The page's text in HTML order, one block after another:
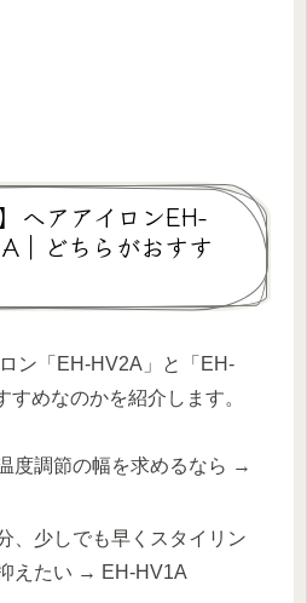
へアアイロンEH-
｜どちらがおすす
ン「EH-HV2A」と「EH-
めなのかを紹介します。
度調節の幅を求めるなら →
、少しでも早くスタイリン
えたい → EH-HV1A